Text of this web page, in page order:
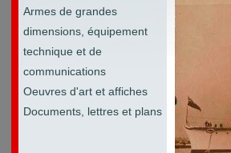
Armes de grandes
dimensions, équipement
technique et de
communications
Oeuvres d'art et affiches
Documents, lettres et plans